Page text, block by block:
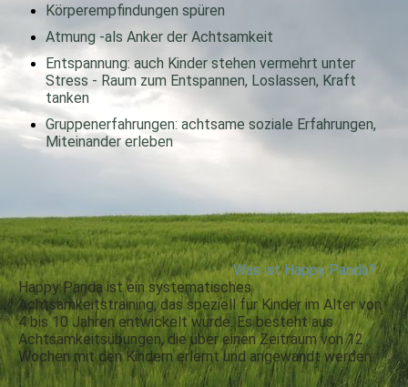
Körperempfindungen spüren
Atmung -als Anker der Achtsamkeit
Entspannung: auch Kinder stehen vermehrt unter
Stress - Raum zum Entspannen, Loslassen, Kraft
tanken
Gruppenerfahrungen: achtsame soziale Erfahrungen,
Miteinander erleben
Was ist Happy Panda?
Happy Panda ist ein systematisches
Achtsamkeitstraining, das speziell für Kinder im Alter von
4 bis 10 Jahren entwickelt wurde. Es besteht aus
Achtsamkeitsübungen, die über einen Zeitraum von 12
Wochen mit den Kindern erlernt und angewandt werden.